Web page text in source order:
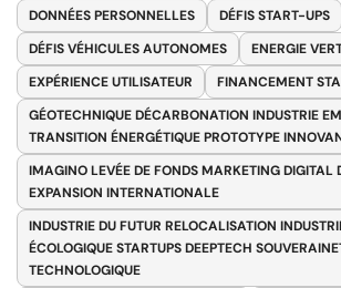
DONNÉES PERSONNELLES
DÉFIS START-UPS
DÉFIS VÉHICULES AUTONOMES
ENERGIE
EXPÉRIENCE UTILISATEUR
FINANCEMENT
GÉOTECHNIQUE DÉCARBONATION INDUSTRIE
TRANSITION ÉNERGÉTIQUE PROTOTYPE
IMAGINO LEVÉE DE FONDS MARKETING DIGITAL
EXPANSION INTERNATIONALE
INDUSTRIE DU FUTUR RELOCALISATION
ÉCOLOGIQUE STARTUPS DEEPTECH
TECHNOLOGIQUE